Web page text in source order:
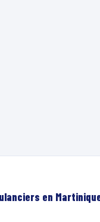
en